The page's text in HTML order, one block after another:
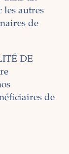
les autres
de
DE
de